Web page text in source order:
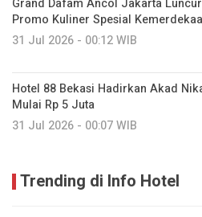
Promo Kuliner Spesial
31 Jul 2026 - 00:12 WIB
Hotel 88 Bekasi Hadirkan Akad
Mulai Rp 5 Juta
31 Jul 2026 - 00:07 WIB
Trending di Info Hotel